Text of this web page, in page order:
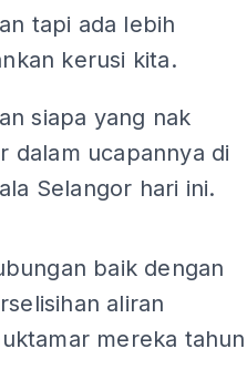
tapi ada lebih
kerusi kita.
siapa yang nak
dalam ucapannya di
Selangor hari ini.
baik dengan
aliran
mereka tahun